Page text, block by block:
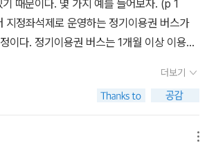
때문이다. 몇 가지 예를 들어보자. (p 1
정좌석제로 운영하는 정기이용권 버스가
이다. 정기이용권 버스는 1개월 이상 이용권
) 동안 좌석제로 운행된다. 하루 운행 횟수
. 예컨대 일산에서 서울역까지 오가는 버스
면 매일 지정장소와 시간에 좌석버스를 타는
을 반영할 수 있도록 자율신고제 방식으로
더보기